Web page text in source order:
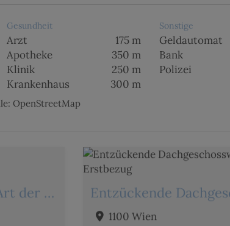
Gesundheit
Arzt
175 m
Apotheke
350 m
Klinik
250 m
Krankenhaus
300 m
Sonstige
Geldautomat
Bank
Polizei
OpenStreetMap
CO-LIVING - die neue Art der Wohngemeinschaft
1100 Wien